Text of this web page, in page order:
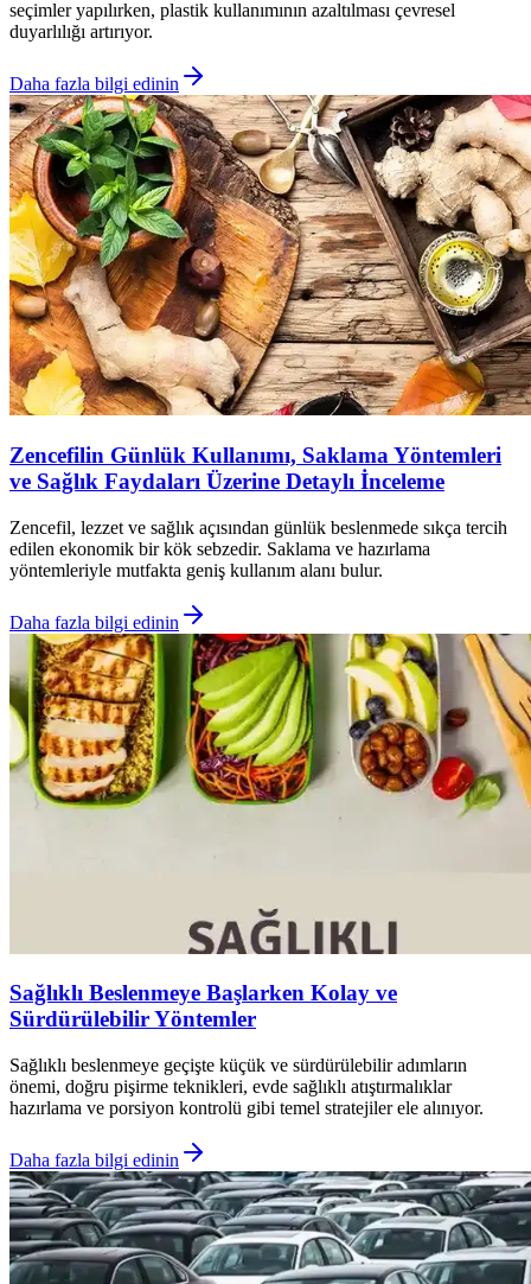
seçimler yapılırken, plastik kullanımının azaltılması çevresel
duyarlılığı artırıyor.
Daha fazla bilgi edinin
Zencefilin Günlük Kullanımı, Saklama Yöntemleri
ve Sağlık Faydaları Üzerine Detaylı İnceleme
Zencefil, lezzet ve sağlık açısından günlük beslenmede sıkça tercih
edilen ekonomik bir kök sebzedir. Saklama ve hazırlama
yöntemleriyle mutfakta geniş kullanım alanı bulur.
Daha fazla bilgi edinin
Sağlıklı Beslenmeye Başlarken Kolay ve
Sürdürülebilir Yöntemler
Sağlıklı beslenmeye geçişte küçük ve sürdürülebilir adımların
önemi, doğru pişirme teknikleri, evde sağlıklı atıştırmalıklar
hazırlama ve porsiyon kontrolü gibi temel stratejiler ele alınıyor.
Daha fazla bilgi edinin